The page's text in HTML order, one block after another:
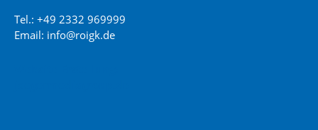
Tel.: +49 2332 969999
Email: info@roigk.de